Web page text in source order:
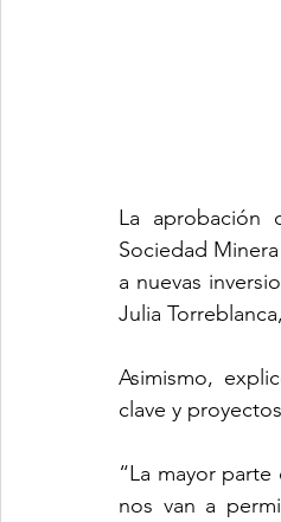
La aprobación
Sociedad
a nuevas
Julia
Asimismo,
clave y
“La mayor
nos van a